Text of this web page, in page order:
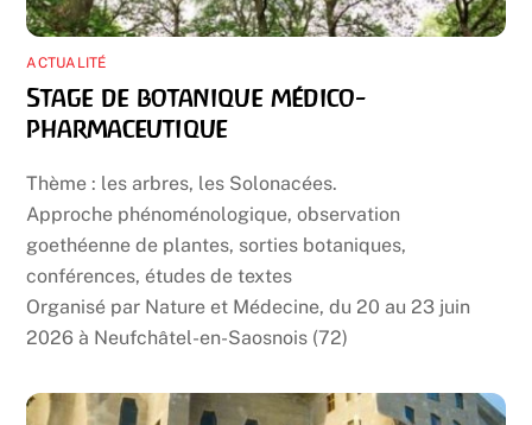
ACTUALITÉ
Stage de botanique médico-
pharmaceutique
Thème : les arbres, les Solonacées.
Approche phénoménologique, observation
goethéenne de plantes, sorties botaniques,
conférences, études de textes
Organisé par Nature et Médecine, du 20 au 23 juin
2026 à Neufchâtel-en-Saosnois (72)